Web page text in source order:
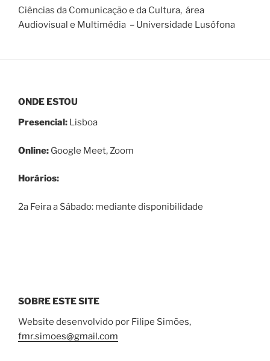
Ciências da Comunicação e da Cultura, área
Audiovisual e Multimédia – Universidade Lusófona
ONDE ESTOU
Presencial: Lisboa
Online: Google Meet, Zoom
Horários:
2a Feira a Sábado: mediante disponibilidade
SOBRE ESTE SITE
Website desenvolvido por Filipe Simões,
fmr.simoes@gmail.com